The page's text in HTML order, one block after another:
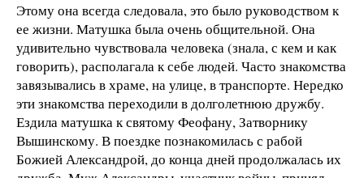
Этому она всегда следовала, это было руководством к
ее жизни. Матушка была очень общительной. Она
удивительно чувствовала человека (знала, с кем и как
говорить), располагала к себе людей. Часто знакомства
завязывались в храме, на улице, в транспорте. Нередко
эти знакомства переходили в долголетнюю дружбу.
Ездила матушка к святому Феофану, Затворнику
Вышинскому. В поездке познакомилась с рабой
Божией Александрой, до конца дней продолжалась их